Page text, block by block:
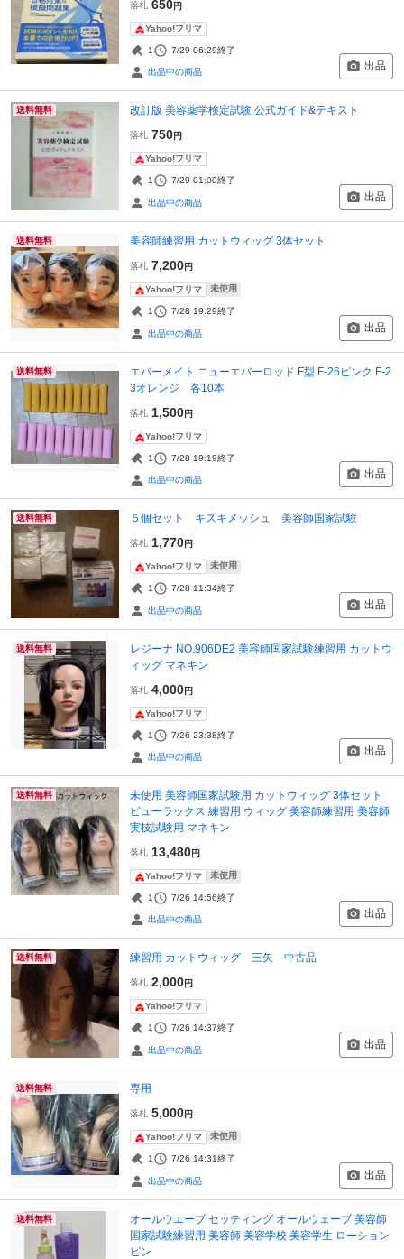
落札 650円
Yahoo!フリマ
1 7/29 06:29終了
出品中の商品 出品
送料無料 改訂版 美容薬学検定試験 公式ガイド&テキスト
落札 750円
Yahoo!フリマ
1 7/29 01:00終了
出品中の商品 出品
送料無料 美容師練習用 カットウィッグ 3体セット
落札 7,200円
Yahoo!フリマ 未使用
1 7/28 19:29終了
出品中の商品 出品
送料無料
エバーメイト ニューエバーロッド F型 F-26ピンク F-2
3オレンジ 各10本
落札 1,500円
Yahoo!フリマ
1 7/28 19:19終了
出品中の商品 出品
送料無料 ５個セット キスキメッシュ 美容師国家試験
落札 1,770円
Yahoo!フリマ 未使用
1 7/28 11:34終了
出品中の商品 出品
送料無料
レジーナ NO.906DE2 美容師国家試験練習用 カットウ
ィッグ マネキン
落札 4,000円
Yahoo!フリマ
1 7/26 23:38終了
出品中の商品 出品
送料無料
未使用 美容師国家試験用 カットウィッグ 3体セット
ビューラックス 練習用 ウィッグ 美容師練習用 美容師
実技試験用 マネキン
落札 13,480円
Yahoo!フリマ 未使用
1 7/26 14:56終了
出品中の商品 出品
送料無料 練習用 カットウィッグ 三矢 中古品
落札 2,000円
Yahoo!フリマ
1 7/26 14:37終了
出品中の商品 出品
送料無料 専用
落札 5,000円
Yahoo!フリマ 未使用
1 7/26 14:31終了
出品中の商品 出品
送料無料
オールウエーブ セッティング オールウェーブ 美容師
国家試験練習用 美容師 美容学校 美容学生 ローション
ピン